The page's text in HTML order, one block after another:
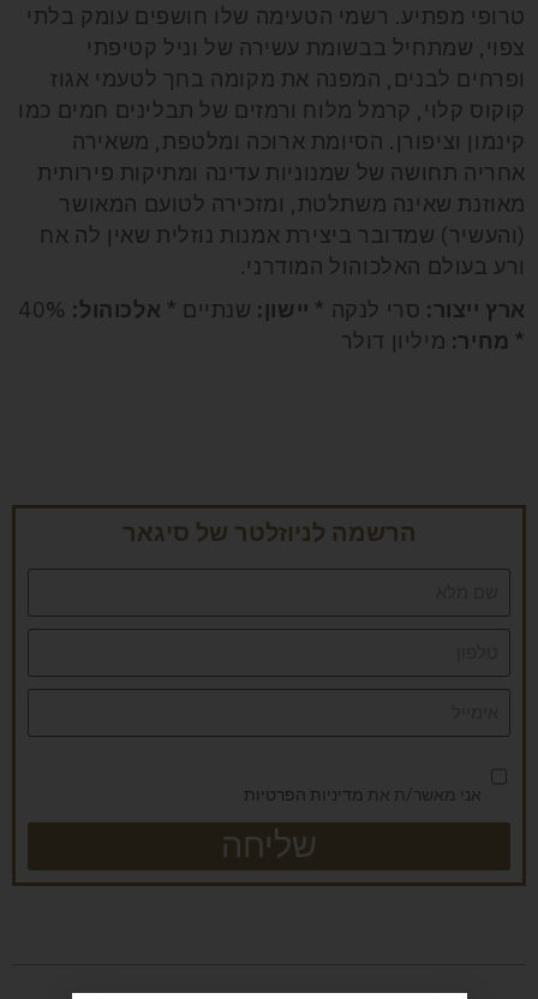
טרופי מפתיע. רשמי הטעימה שלו חושפים עומק בלתי
צפוי, שמתחיל בבשומת עשירה של וניל קטיפתי
ופרחים לבנים, המפנה את מקומה בחך לטעמי אגוז
קוקוס קלוי, קרמל מלוח ורמזים של תבלינים חמים כמו
קינמון וציפורן. הסיומת ארוכה ומלטפת, משאירה
אחריה תחושה של שמנוניות עדינה ומתיקות פירותית
מאוזנת שאינה משתלטת, ומזכירה לטועם המאושר
(והעשיר) שמדובר ביצירת אמנות נוזלית שאין לה אח
ורע בעולם האלכוהול המודרני.
ארץ ייצור: סרי לנקה * יישון: שנתיים * אלכוהול: 40%
* מחיר: מיליון דולר
הרשמה לניוזלטר של סיגאר
אני מאשר/ת את מדיניות הפרטיות
שליחה